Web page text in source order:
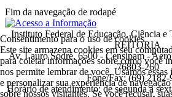
Fim da navegação de rodapé
Instituto Federal de Educação, Ciência e
REITORIA
Av. Lauro Sodré, 6500 - Censipam -
76803-260
Fone/Fax: (69) 2182-
Horário de atendimento: de segunda a
Consentimento para o uso de cookies
Este site armazena cookies em seu
para coletar informações sobre como você
nos permite lembrar de você. Usamos
e personalizar sua experiência de
sobre nossos visitantes. Se você recusar,